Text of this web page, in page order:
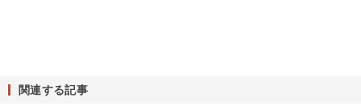
関連する記事